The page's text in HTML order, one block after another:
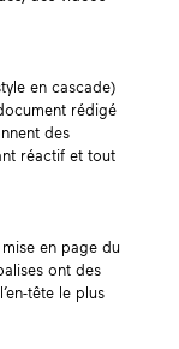
en cascade)
rédigé
des
réactif et tout
en page du
ont des
tête le plus